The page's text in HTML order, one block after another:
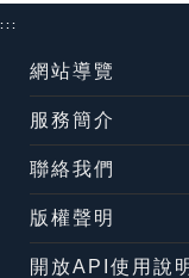
:::
網站導覽
服務簡介
聯絡我們
版權聲明
開放API使用說